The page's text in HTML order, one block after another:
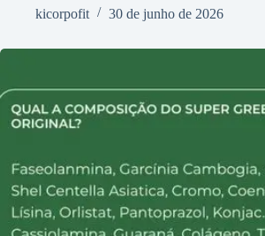
kicorpofit 30 de junho de 2026